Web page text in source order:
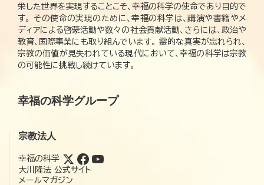
栄した世界を実現することこそ、幸福の科学の使命であり目的で
す。 その使命の実現のために、幸福の科学は、講演や書籍やメ
ディアによる啓蒙活動や数々の社会貢献活動、さらには、政治や
教育、国際事業にも取り組んでいます。 霊的な真実が忘れられ、
宗教の価値が見失われている現代において、幸福の科学は宗教
の可能性に挑戦し続けています。
幸福の科学グループ
宗教法人
幸福の科学
大川隆法 公式サイト
メールマガジン